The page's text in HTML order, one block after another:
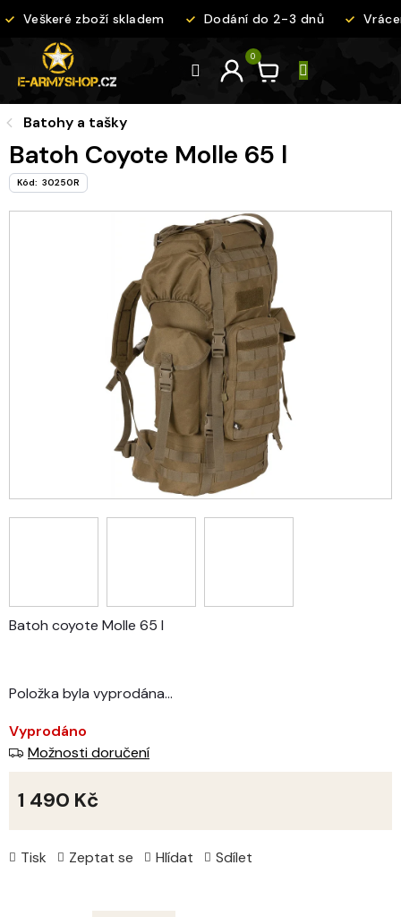
na
Veškeré zboží skladem Dodání do 2-3 dnů
Batohy a tašky
Batoh Coyote Molle 65 l
Kód: 30250R
Položka byla vyprodána…
Batoh coyote Molle 65 l
Tisk Zeptat se Hlídat Sdílet
Vyprodáno
Možnosti doručení
1 490 Kč
cena: